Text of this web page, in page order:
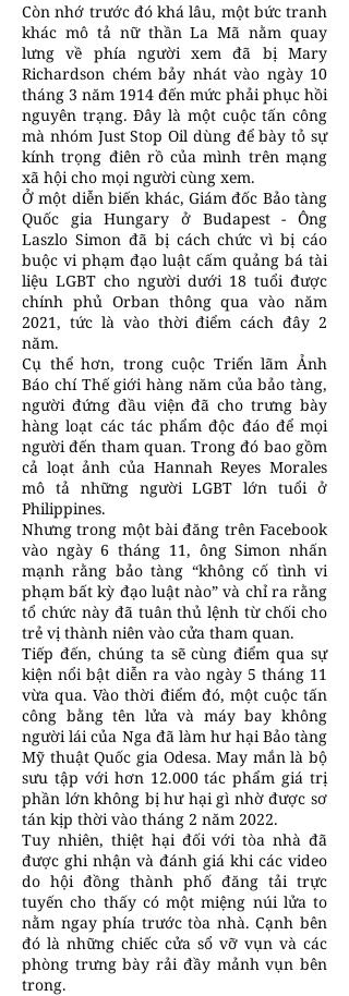
Còn nhớ trước đó khá lâu, một bức tranh
khác mô tả nữ thần La Mã nằm quay
lưng về phía người xem đã bị Mary
Richardson chém bảy nhát vào ngày 10
tháng 3 năm 1914 đến mức phải phục hồi
nguyên trạng. Đây là một cuộc tấn công
mà nhóm Just Stop Oil dùng để bày tỏ sự
kính trọng điên rồ của mình trên mạng
xã hội cho mọi người cùng xem.
Ở một diễn biến khác, Giám đốc Bảo tàng
Quốc gia Hungary ở Budapest - Ông
Laszlo Simon đã bị cách chức vì bị cáo
buộc vi phạm đạo luật cấm quảng bá tài
liệu LGBT cho người dưới 18 tuổi được
chính phủ Orban thông qua vào năm
2021, tức là vào thời điểm cách đây 2
năm.
Cụ thể hơn, trong cuộc Triển lãm Ảnh
Báo chí Thế giới hàng năm của bảo tàng,
người đứng đầu viện đã cho trưng bày
hàng loạt các tác phẩm độc đáo để mọi
người đến tham quan. Trong đó bao gồm
cả loạt ảnh của Hannah Reyes Morales
mô tả những người LGBT lớn tuổi ở
Philippines.
Nhưng trong một bài đăng trên Facebook
vào ngày 6 tháng 11, ông Simon nhấn
mạnh rằng bảo tàng “không cố tình vi
phạm bất kỳ đạo luật nào” và chỉ ra rằng
tổ chức này đã tuân thủ lệnh từ chối cho
trẻ vị thành niên vào cửa tham quan.
Tiếp đến, chúng ta sẽ cùng điểm qua sự
kiện nổi bật diễn ra vào ngày 5 tháng 11
vừa qua. Vào thời điểm đó, một cuộc tấn
công bằng tên lửa và máy bay không
người lái của Nga đã làm hư hại Bảo tàng
Mỹ thuật Quốc gia Odesa. May mắn là bộ
sưu tập với hơn 12.000 tác phẩm giá trị
phần lớn không bị hư hại gì nhờ được sơ
tán kịp thời vào tháng 2 năm 2022.
Tuy nhiên, thiệt hại đối với tòa nhà đã
được ghi nhận và đánh giá khi các video
do hội đồng thành phố đăng tải trực
tuyến cho thấy có một miệng núi lửa to
nằm ngay phía trước tòa nhà. Cạnh bên
đó là những chiếc cửa sổ vỡ vụn và các
phòng trưng bày rải đầy mảnh vụn bên
trong.